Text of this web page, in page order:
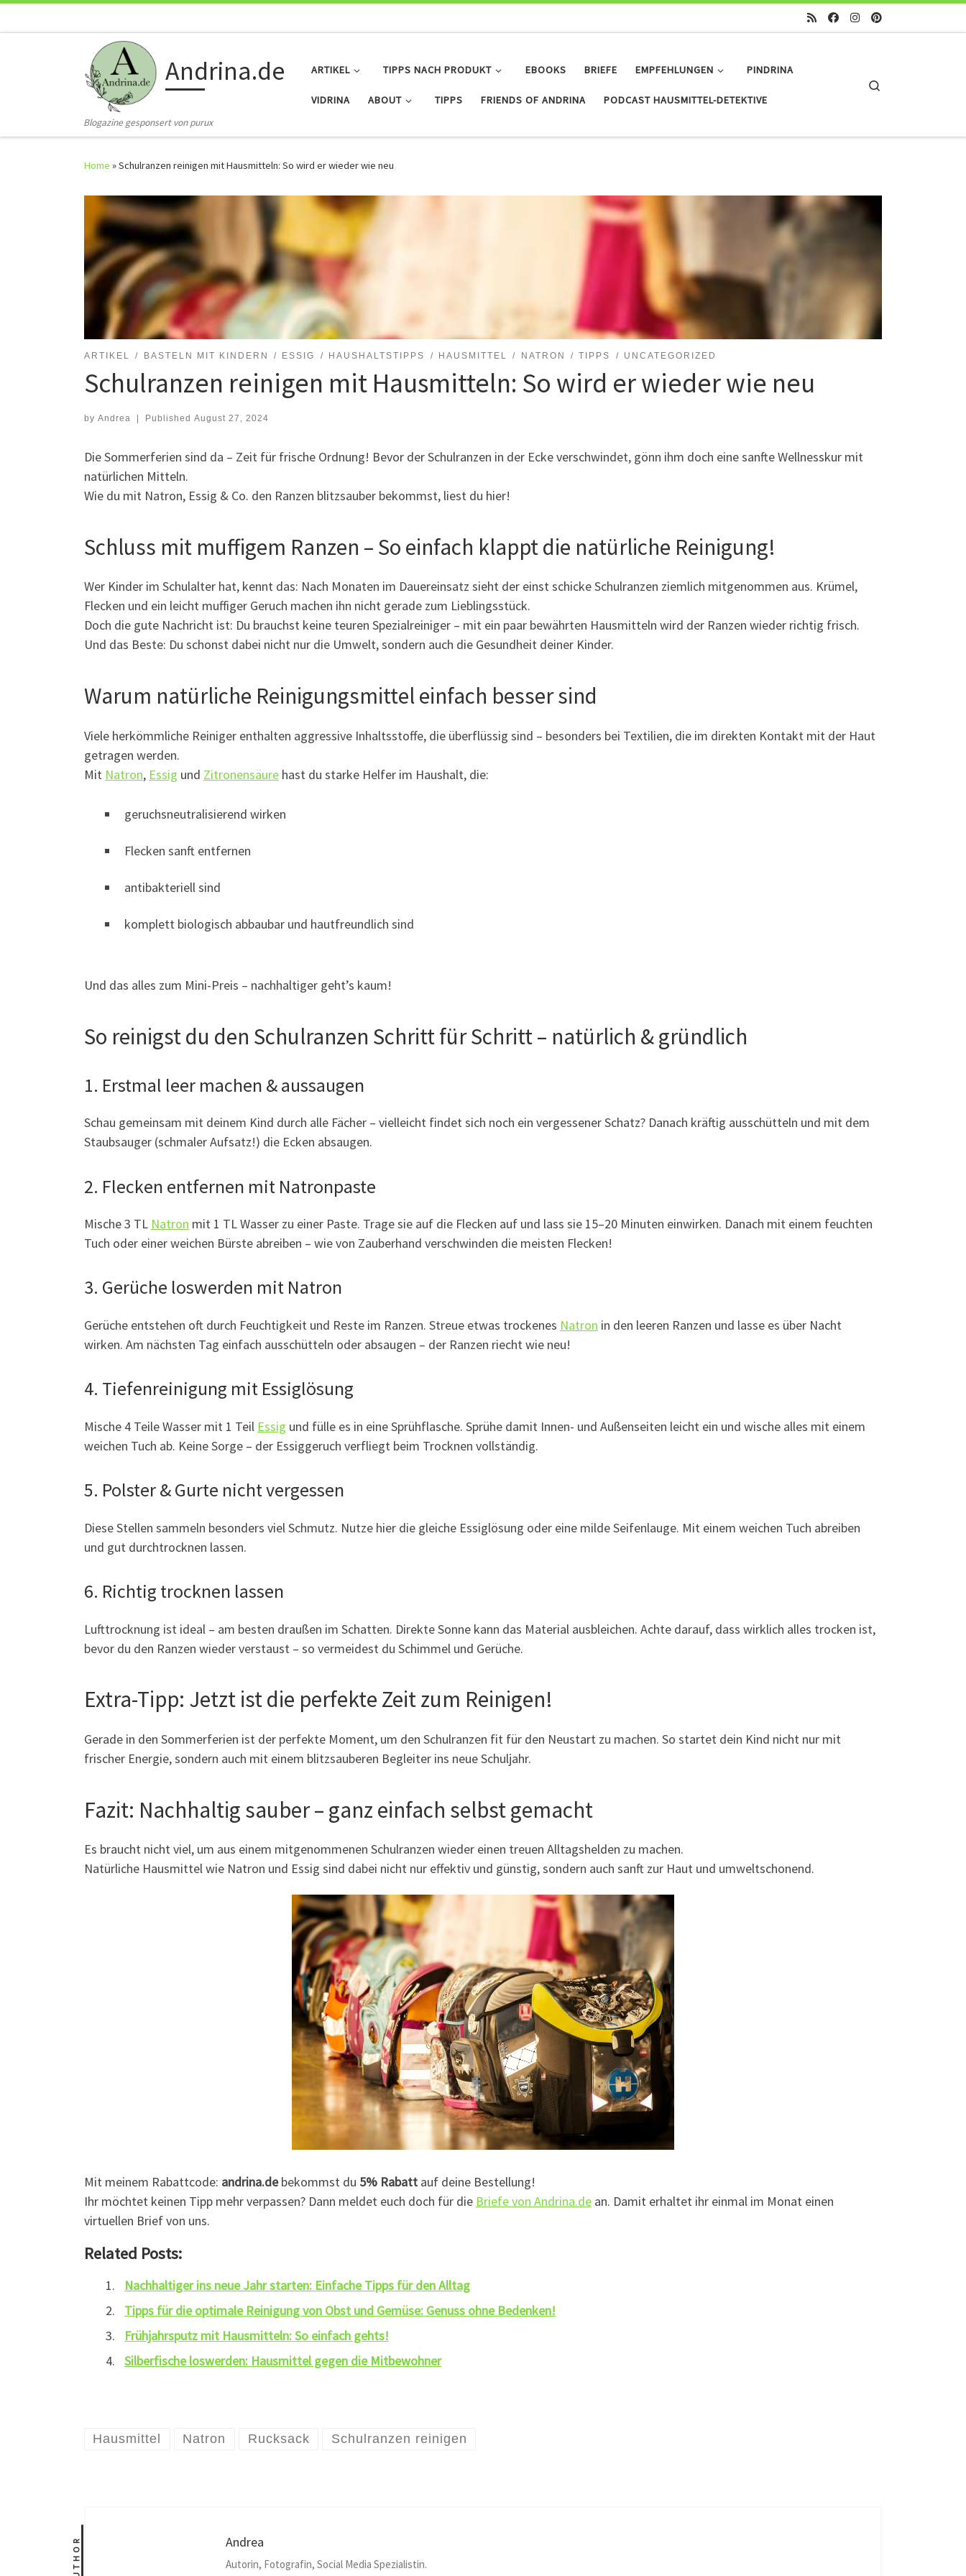
Andrina.de
Blogazine gesponsert von purux
ARTIKEL TIPPS NACH PRODUKT EBOOKS BRIEFE EMPFEHLUNGEN PINDRINA
VIDRINA ABOUT TIPPS FRIENDS OF ANDRINA PODCAST HAUSMITTEL-DETEKTIVE
Home »Schulranzen reinigen mit Hausmitteln: So wird er wieder wie neu
ARTIKEL BASTELN MIT KINDERN ESSIG HAUSHALTSTIPPS HAUSMITTEL NATRON TIPPS UNCATEGORIZED
Schulranzen reinigen mit Hausmitteln: So wird er wieder wie neu
by Andrea Published August 27, 2024
Die Sommerferien sind da – Zeit für frische Ordnung! Bevor der Schulranzen in der Ecke verschwindet, gönn ihm doch eine sanfte Wellnesskur mit
natürlichen Mitteln.
Wie du mit Natron, Essig & Co. den Ranzen blitzsauber bekommst, liest du hier!
Schluss mit muffigem Ranzen – So einfach klappt die natürliche Reinigung!
Wer Kinder im Schulalter hat, kennt das: Nach Monaten im Dauereinsatz sieht der einst schicke Schulranzen ziemlich mitgenommen aus. Krümel,
Flecken und ein leicht muffiger Geruch machen ihn nicht gerade zum Lieblingsstück.
Doch die gute Nachricht ist: Du brauchst keine teuren Spezialreiniger – mit ein paar bewährten Hausmitteln wird der Ranzen wieder richtig frisch.
Und das Beste: Du schonst dabei nicht nur die Umwelt, sondern auch die Gesundheit deiner Kinder.
Warum natürliche Reinigungsmittel einfach besser sind
Viele herkömmliche Reiniger enthalten aggressive Inhaltsstoffe, die überflüssig sind – besonders bei Textilien, die im direkten Kontakt mit der Haut
getragen werden.
Mit Natron, Essig und Zitronensäure hast du starke Helfer im Haushalt, die:
geruchsneutralisierend wirken
Flecken sanft entfernen
antibakteriell sind
komplett biologisch abbaubar und hautfreundlich sind
Und das alles zum Mini-Preis – nachhaltiger geht’s kaum!
So reinigst du den Schulranzen Schritt für Schritt – natürlich & gründlich
1. Erstmal leer machen & aussaugen
Schau gemeinsam mit deinem Kind durch alle Fächer – vielleicht findet sich noch ein vergessener Schatz? Danach kräftig ausschütteln und mit dem
Staubsauger (schmaler Aufsatz!) die Ecken absaugen.
2. Flecken entfernen mit Natronpaste
Mische 3 TL Natron mit 1 TL Wasser zu einer Paste. Trage sie auf die Flecken auf und lass sie 15–20 Minuten einwirken. Danach mit einem feuchten
Tuch oder einer weichen Bürste abreiben – wie von Zauberhand verschwinden die meisten Flecken!
3. Gerüche loswerden mit Natron
Gerüche entstehen oft durch Feuchtigkeit und Reste im Ranzen. Streue etwas trockenes Natron in den leeren Ranzen und lasse es über Nacht
wirken. Am nächsten Tag einfach ausschütteln oder absaugen – der Ranzen riecht wie neu!
4. Tiefenreinigung mit Essiglösung
Mische 4 Teile Wasser mit 1 Teil Essig und fülle es in eine Sprühflasche. Sprühe damit Innen- und Außenseiten leicht ein und wische alles mit einem
weichen Tuch ab. Keine Sorge – der Essiggeruch verfliegt beim Trocknen vollständig.
5. Polster & Gurte nicht vergessen
Diese Stellen sammeln besonders viel Schmutz. Nutze hier die gleiche Essiglösung oder eine milde Seifenlauge. Mit einem weichen Tuch abreiben
und gut durchtrocknen lassen.
6. Richtig trocknen lassen
Lufttrocknung ist ideal – am besten draußen im Schatten. Direkte Sonne kann das Material ausbleichen. Achte darauf, dass wirklich alles trocken ist,
bevor du den Ranzen wieder verstaust – so vermeidest du Schimmel und Gerüche.
Extra-Tipp: Jetzt ist die perfekte Zeit zum Reinigen!
Gerade in den Sommerferien ist der perfekte Moment, um den Schulranzen fit für den Neustart zu machen. So startet dein Kind nicht nur mit
frischer Energie, sondern auch mit einem blitzsauberen Begleiter ins neue Schuljahr.
Fazit: Nachhaltig sauber – ganz einfach selbst gemacht
Es braucht nicht viel, um aus einem mitgenommenen Schulranzen wieder einen treuen Alltagshelden zu machen.
Natürliche Hausmittel wie Natron und Essig sind dabei nicht nur effektiv und günstig, sondern auch sanft zur Haut und umweltschonend.
Mit meinem Rabattcode: andrina.debekommst du 5% Rabatt auf deine Bestellung!
Ihr möchtet keinen Tipp mehr verpassen? Dann meldet euch doch für die Briefe von Andrina.de an. Damit erhaltet ihr einmal im Monat einen
virtuellen Brief von uns.
Related Posts:
Nachhaltiger ins neue Jahr starten: Einfache Tipps für den Alltag
Tipps für die optimale Reinigung von Obst und Gemüse: Genuss ohne Bedenken!
Frühjahrsputz mit Hausmitteln: So einfach gehts!
Silberfische loswerden: Hausmittel gegen die Mitbewohner
Hausmittel Natron Rucksack Schulranzen reinigen
AUTHOR Andrea
Autorin, Fotografin, Social Media Spezialistin.